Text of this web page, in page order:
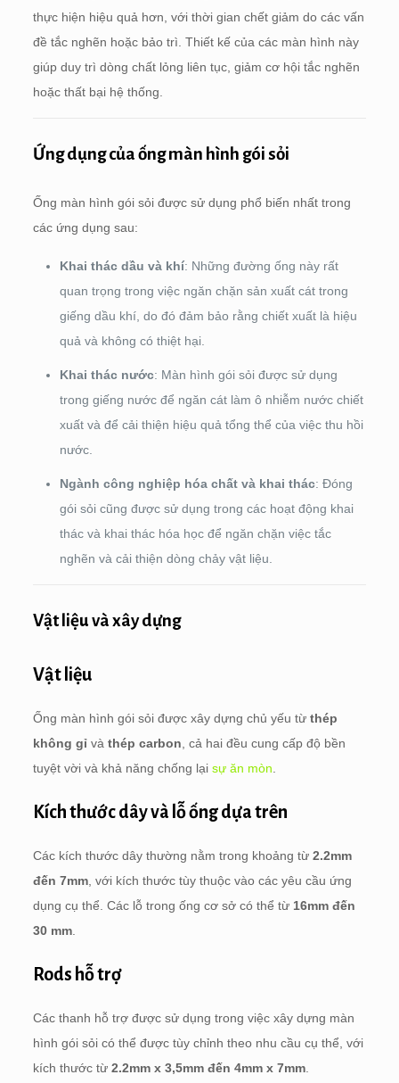
thực hiện hiệu quả hơn, với thời gian chết giảm do các vấn
đề tắc nghẽn hoặc bảo trì. Thiết kế của các màn hình này
giúp duy trì dòng chất lỏng liên tục, giảm cơ hội tắc nghẽn
hoặc thất bại hệ thống.
Ứng dụng của ống màn hình gói sỏi
Ống màn hình gói sỏi được sử dụng phổ biến nhất trong
các ứng dụng sau:
Khai thác dầu và khí: Những đường ống này rất
quan trọng trong việc ngăn chặn sản xuất cát trong
giếng dầu khí, do đó đảm bảo rằng chiết xuất là hiệu
quả và không có thiệt hại.
Khai thác nước: Màn hình gói sỏi được sử dụng
trong giếng nước để ngăn cát làm ô nhiễm nước chiết
xuất và để cải thiện hiệu quả tổng thể của việc thu hồi
nước.
Ngành công nghiệp hóa chất và khai thác: Đóng
gói sỏi cũng được sử dụng trong các hoạt động khai
thác và khai thác hóa học để ngăn chặn việc tắc
nghẽn và cải thiện dòng chảy vật liệu.
Vật liệu và xây dựng
Vật liệu
Ống màn hình gói sỏi được xây dựng chủ yếu từ thép
không gỉvà thép carbon , cả hai đều cung cấp độ bền
tuyệt vời và khả năng chống lại sự ăn mòn
Kích thước dây và lỗ ống dựa trên
Các kích thước dây thường nằm trong khoảng từ 2.2mm
đến 7mm, với kích thước tùy thuộc vào các yêu cầu ứng
dụng cụ thể. Các lỗ trong ống cơ sở có thể từ 16mm đến
30 mm.
Rods hỗ trợ
Các thanh hỗ trợ được sử dụng trong việc xây dựng màn
hình gói sỏi có thể được tùy chỉnh theo nhu cầu cụ thể, với
kích thước từ 2.2mm x 3,5mm đến 4mm x 7mm.